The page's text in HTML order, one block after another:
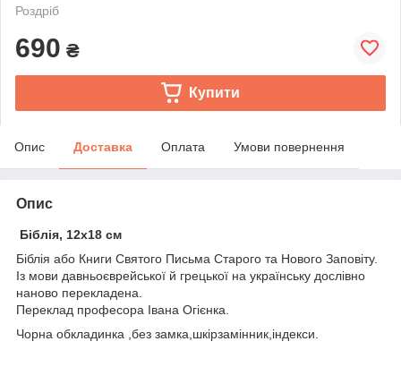
Роздріб
690 ₴
Купити
Опис Доставка Оплата Умови повернення
Опис
Біблія, 12х18 см
Біблія або Книги Святого Письма Старого та Нового Заповіту.
Із мови давньоєврейської й грецької на українську дослівно
наново перекладена.
Переклад професора Івана Огієнка.
Чорна обкладинка ,без замка,шкірзамінник,індекси.